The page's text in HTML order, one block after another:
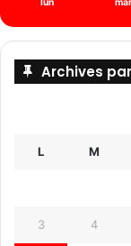
lun mar
Archives
L M
3 4